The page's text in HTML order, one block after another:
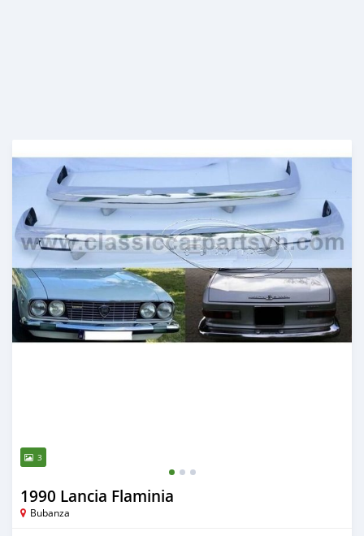
3
1990 Lancia Flaminia
Bubanza